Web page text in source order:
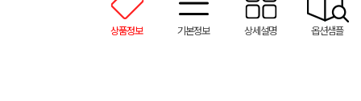
상품정보 기본정보 상세설명 옵션샘플